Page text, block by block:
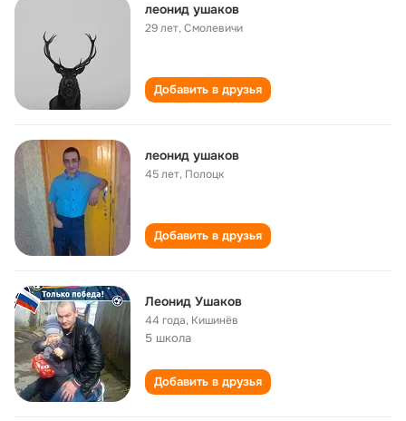
леонид ушаков
29 лет,Смолевичи
Добавить в друзья
леонид ушаков
45 лет, Полоцк
Добавить в друзья
Леонид Ушаков
44 года, Кишинёв
5 школа
Добавить в друзья